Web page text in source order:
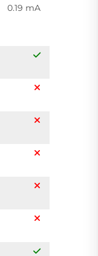
0.19 mA